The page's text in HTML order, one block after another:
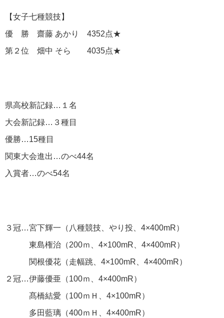
【女子七種競技】
優 勝 齋藤 あかり 4352点★
第２位 畑中 そら 4035点★
県高校新記録…１名
大会新記録…３種目
優勝…15種目
関東大会進出…のべ44名
入賞者…のべ54名
３冠…宮下輝一（八種競技、やり投、4×400mR）
東島権治（200ｍ、4×100mR、4×400mR）
関根優花（走幅跳、4×100mR、4×400mR）
２冠…伊藤優亜（100ｍ、4×400mR）
髙橋結愛（100ｍＨ、4×100mR）
多田藍璃（400ｍＨ、4×400mR）